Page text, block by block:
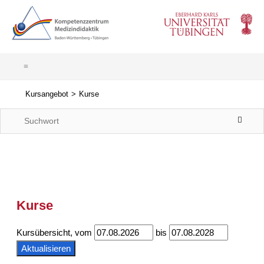
Kursangebot Kurse
Kurse
Kursübersicht, vom bis